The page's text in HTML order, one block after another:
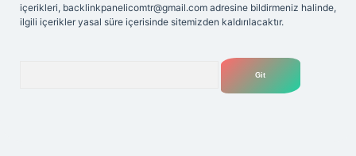
içerikleri, backlinkpanelicomtr@gmail.com adresine bildirmeniz halinde,
ilgili içerikler yasal süre içerisinde sitemizden kaldırılacaktır.